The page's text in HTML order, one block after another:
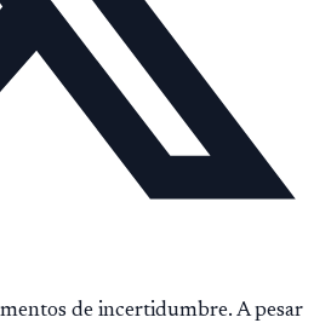
de incertidumbre. A pesar